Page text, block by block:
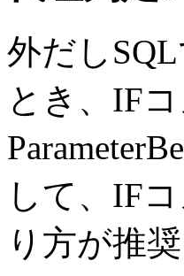
外だし
とき、IF
して、IF
り方が推